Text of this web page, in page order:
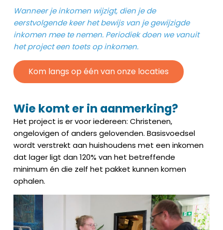
Wanneer je inkomen wijzigt, dien je de
eerstvolgende keer het bewijs van je gewijzigde
inkomen mee te nemen. Periodiek doen we vanuit
het project een toets op inkomen.
Kom langs op één van onze locaties
Wie komt er in aanmerking?
Het project is er voor iedereen: Christenen,
ongelovigen of anders gelovenden. Basisvoedsel
wordt verstrekt aan huishoudens met een inkomen
dat lager ligt dan 120% van het betreffende
minimum én die zelf het pakket kunnen komen
ophalen.